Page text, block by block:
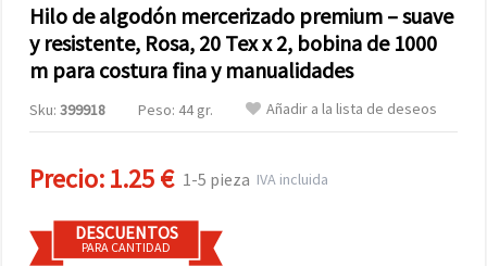
Hilo de algodón mercerizado premium – suave
y resistente, Rosa, 20 Tex x 2, bobina de 1000
m para costura fina y manualidades
Sku: 399918 Peso: 44 gr. Añadir a la lista de deseos
Precio:1.25 € 1-5 pieza IVA incluida
DESCUENTOS
PARA CANTIDAD